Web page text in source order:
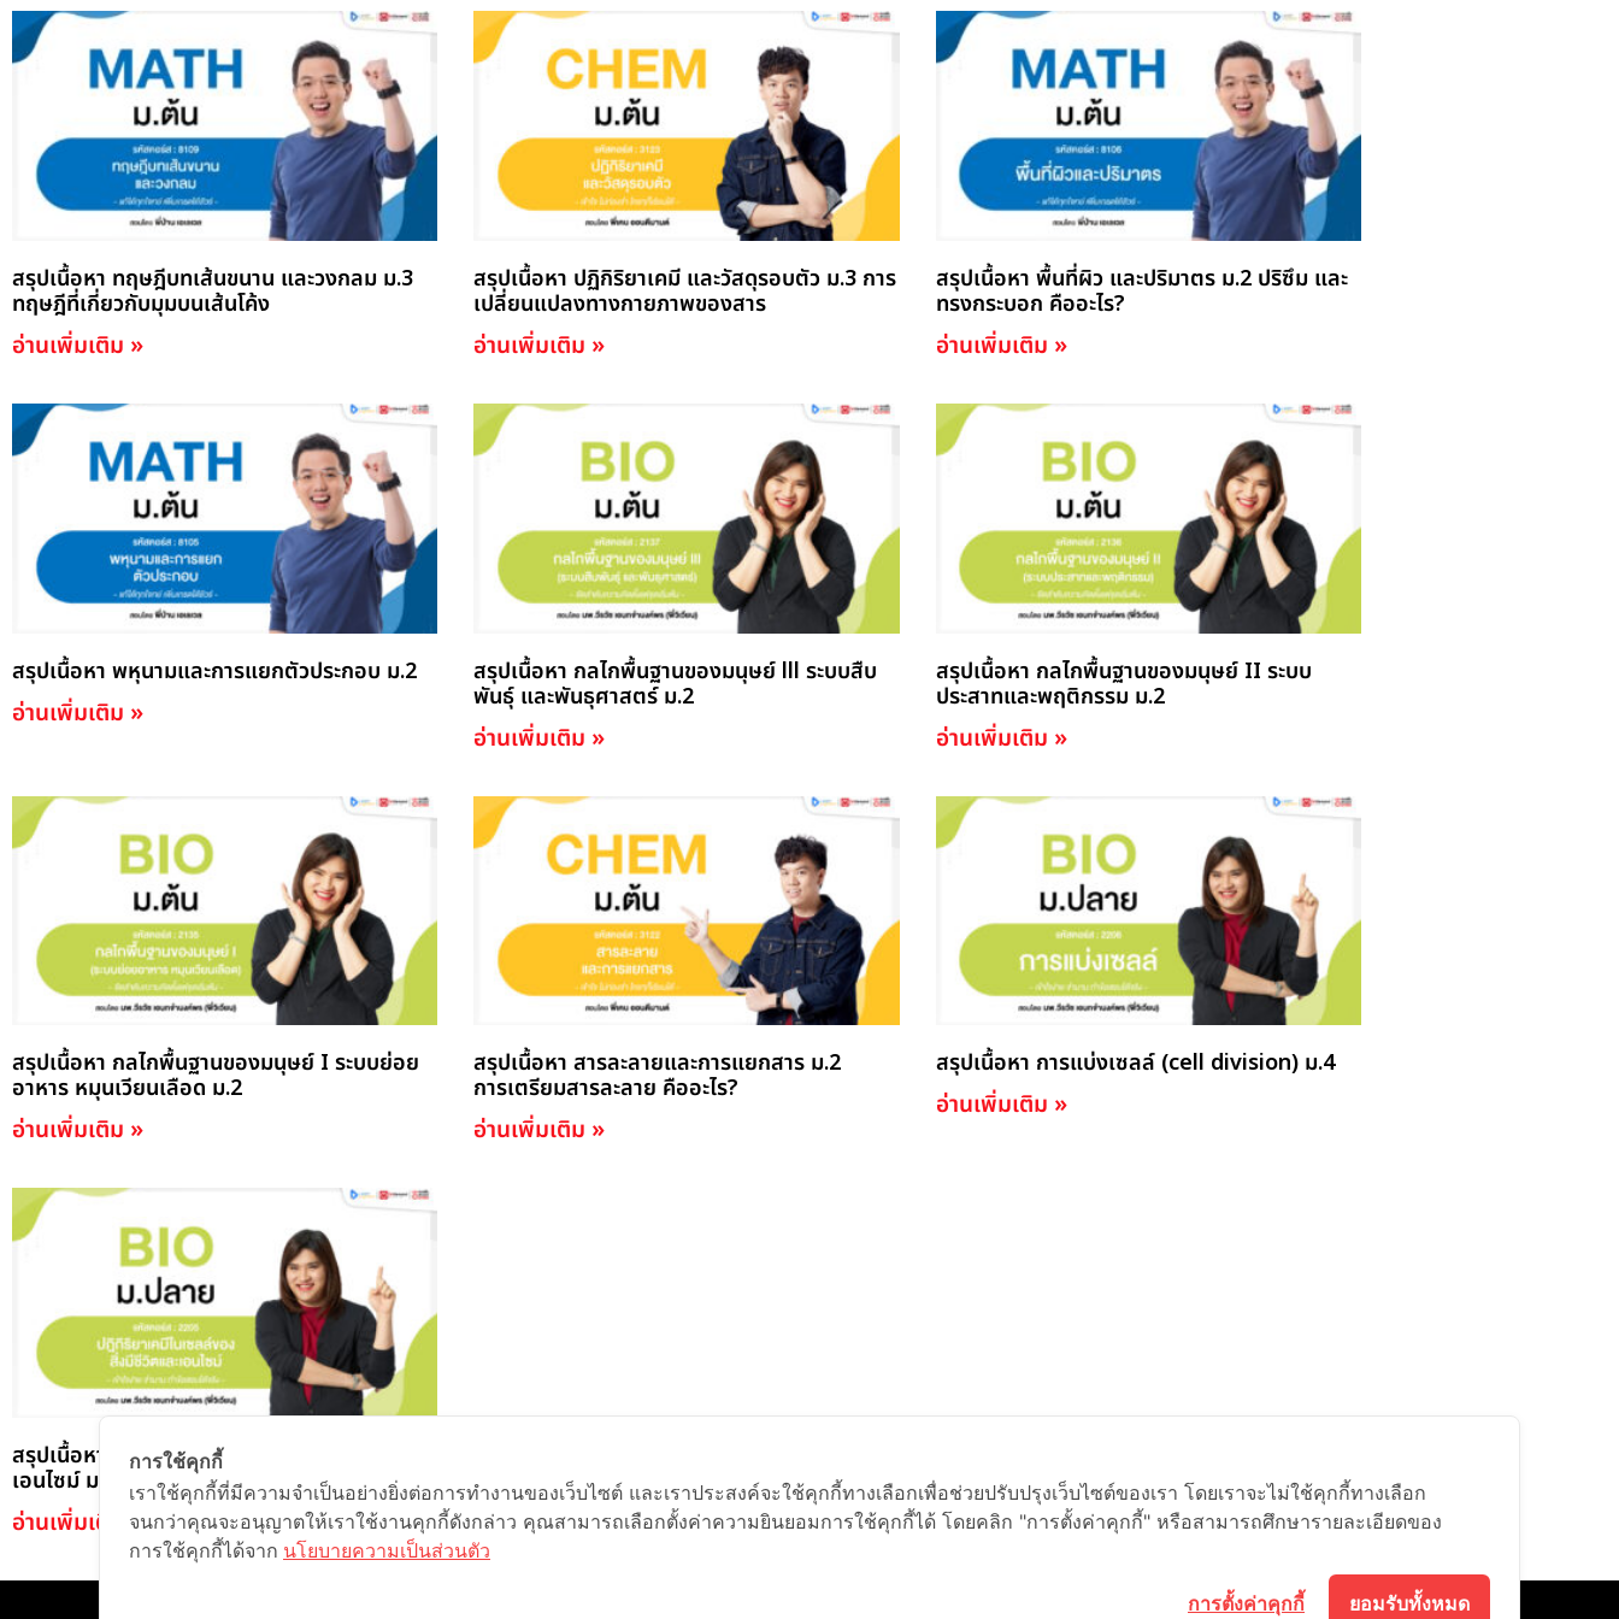
สรุปเนื้อหา ทฤษฎีบทเส้นขนาน และวงกลม ม.3
ทฤษฎีที่เกี่ยวกับมุมบนเส้นโค้ง
อ่านเพิ่มเติม »
สรุปเนื้อหา ปฏิกิริยาเคมี และวัสดุรอบตัว ม.3 การ
เปลี่ยนแปลงทางกายภาพของสาร
อ่านเพิ่มเติม »
สรุปเนื้อหา พื้นที่ผิว และปริมาตร ม.2 ปริซึม และ
ทรงกระบอก คืออะไร?
อ่านเพิ่มเติม »
สรุปเนื้อหา พหุนามและการแยกตัวประกอบ ม.2
อ่านเพิ่มเติม »
สรุปเนื้อหา กลไกพื้นฐานของมนุษย์ lll ระบบสืบ
พันธ์ุ และพันธุศาสตร์ ม.2
อ่านเพิ่มเติม »
สรุปเนื้อหา กลไกพื้นฐานของมนุษย์ II ระบบ
ประสาทและพฤติกรรม ม.2
อ่านเพิ่มเติม »
สรุปเนื้อหา กลไกพื้นฐานของมนุษย์ I ระบบย่อย
อาหาร หมุนเวียนเลือด ม.2
อ่านเพิ่มเติม »
สรุปเนื้อหา สารละลายและการแยกสาร ม.2
การเตรียมสารละลาย คืออะไร?
อ่านเพิ่มเติม »
สรุปเนื้อหา การแบ่งเซลล์ (cell division) ม.4
อ่านเพิ่มเติม »
สรุปเนื้อหา ปฎิกิริยาเคมีในเซลล์ของสิ่งมีชีวิตและ
เอนไซม์ ม.4
อ่านเพิ่มเติม »
การใช้คุกกี้
เราใช้คุกกี้ที่มีความจำเป็นอย่างยิ่งต่อการทำงานของเว็บไซต์ และเราประสงค์จะใช้คุกกี้ทางเลือกเพื่อช่วยปรับปรุงเว็บไซต์ของเรา โดยเราจะไม่ใช้คุกกี้ทางเลือก
จนกว่าคุณจะอนุญาตให้เราใช้งานคุกกี้ดังกล่าว คุณสามารถเลือกตั้งค่าความยินยอมการใช้คุกกี้ได้ โดยคลิก "การตั้งค่าคุกกี้" หรือสามารถศึกษารายละเอียดของ
การใช้คุกกี้ได้จาก นโยบายความเป็นส่วนตัว
ยอมรับทั้งหมด
การตั้งค่าคุกกี้